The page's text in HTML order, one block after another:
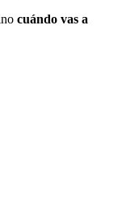
cuándo vas a